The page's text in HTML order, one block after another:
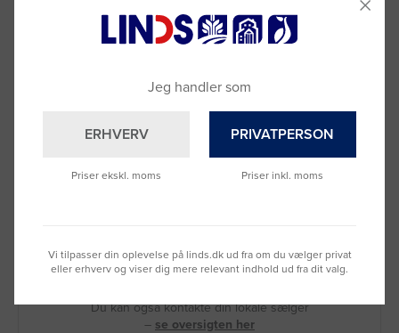
Ring til os på9992 0233
Vi sidder klar til at hjælpe dig.
Du kan også kontakte din lokale sælger
– se oversigten her
Jeg handler som
ERHVERV
Priser ekskl. moms
PRIVATPERSON
Priser inkl. moms
Vi tilpasser din oplevelse på linds.dk ud fra om du vælger privat
eller erhverv og viser dig mere relevant indhold ud fra dit valg.